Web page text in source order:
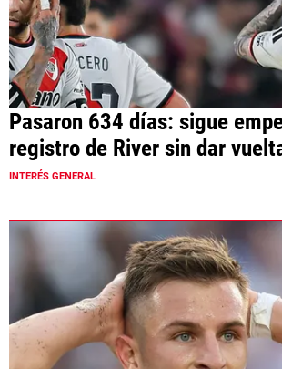
Pasaron 634 días: sigue
registro de River sin dar
INTERÉS GENERAL